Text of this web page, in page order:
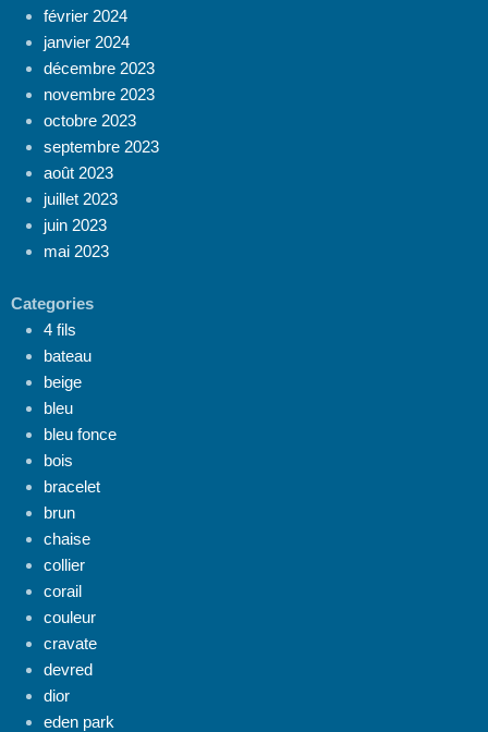
février 2024
janvier 2024
décembre 2023
novembre 2023
octobre 2023
septembre 2023
août 2023
juillet 2023
juin 2023
mai 2023
Categories
4 fils
bateau
beige
bleu
bleu fonce
bois
bracelet
brun
chaise
collier
corail
couleur
cravate
devred
dior
eden park